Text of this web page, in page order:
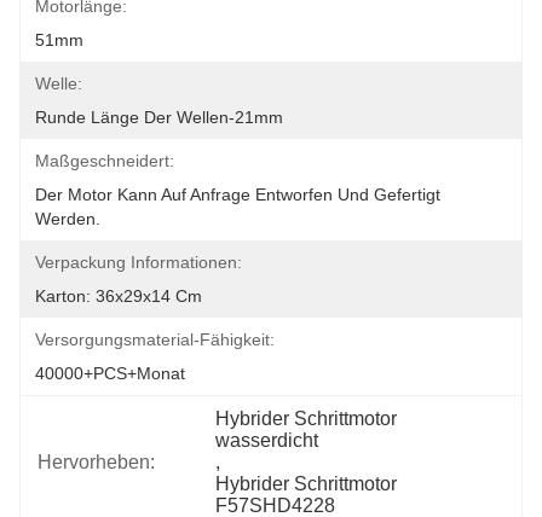
Motorlänge:
51mm
Welle:
Runde Länge Der Wellen-21mm
Maßgeschneidert:
Der Motor Kann Auf Anfrage Entworfen Und Gefertigt
Werden.
Verpackung Informationen:
Karton: 36x29x14 Cm
Versorgungsmaterial-Fähigkeit:
40000+PCS+Monat
Hervorheben:
Hybrider Schrittmotor
wasserdicht
,
Hybrider Schrittmotor
F57SHD4228